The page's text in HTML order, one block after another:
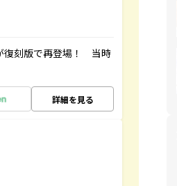
復刻版で再登場！ 当時
詳細を見る